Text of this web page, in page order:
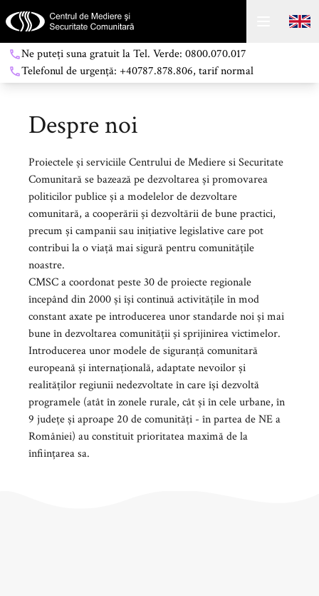
Ne puteți suna gratuit la Tel. Verde: 0800.070.017
Telefonul de urgență: +40787.878.806, tarif normal
Despre noi
Proiectele și serviciile Centrului de Mediere si Securitate
Comunitară se bazează pe dezvoltarea și promovarea
politicilor publice și a modelelor de dezvoltare
comunitară, a cooperării și dezvoltării de bune practici,
precum și campanii sau inițiative legislative care pot
contribui la o viață mai sigură pentru comunitățile
noastre.
CMSC a coordonat peste 30 de proiecte regionale
începând din 2000 și își continuă activitățile în mod
constant axate pe introducerea unor standarde noi și mai
bune în dezvoltarea comunității și sprijinirea victimelor.
Introducerea unor modele de siguranță comunitară
europeană și internațională, adaptate nevoilor și
realităților regiunii nedezvoltate în care își dezvoltă
programele (atât în ​​zonele rurale, cât și în cele urbane, în
9 județe și aproape 20 de comunități - în partea de NE a
României) au constituit prioritatea maximă de la
înființarea sa.